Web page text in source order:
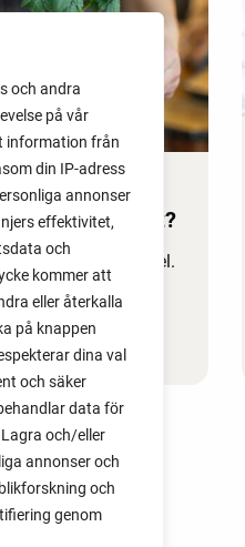
och andra
på vår
information från
din IP-adress
annonser
effektivitet,
och
kommer att
eller återkalla
på knappen
dina val
och säker
data för
och/eller
annonser och
och
genom
för mycket?
få för mycket gödsel.
om en liten
och jämföra
gödsel alls.